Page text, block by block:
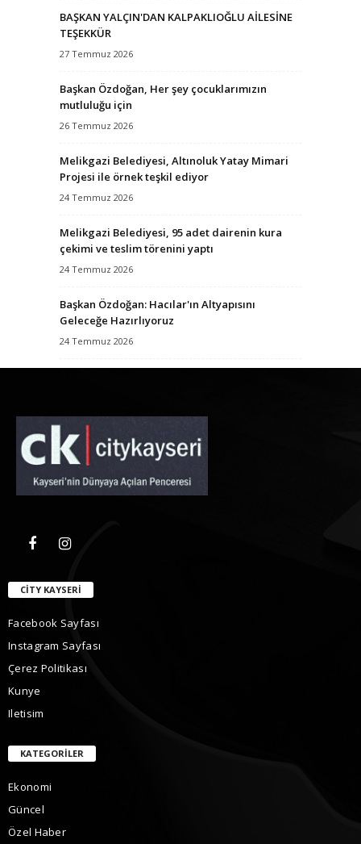
BAŞKAN YALÇIN'DAN KALPAKLIOĞLU AİLESİNE
TEŞEKKÜR
27 Temmuz 2026
Başkan Özdoğan, Her şey çocuklarımızın
mutluluğu için
26 Temmuz 2026
Melikgazi Belediyesi, Altınoluk Yatay Mimari
Projesi ile örnek teşkil ediyor
24 Temmuz 2026
Melikgazi Belediyesi, 95 adet dairenin kura
çekimi ve teslim törenini yaptı
24 Temmuz 2026
Başkan Özdoğan: Hacılar'ın Altyapısını
Geleceğe Hazırlıyoruz
24 Temmuz 2026
CITY KAYSERI
Facebook Sayfası
Instagram Sayfası
Çerez Politikası
Kunye
Iletisim
KATEGORILER
Ekonomi
Güncel
Özel Haber